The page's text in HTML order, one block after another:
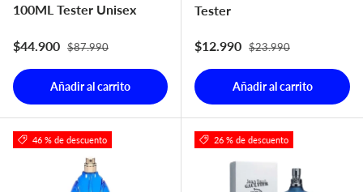
100ML Tester Unisex
Precio de venta
$44.900 Precio normal
$87.990
Añadir al carrito
Tester
Precio de venta
$12.990 Precio normal
$23.990
Añadir al carrito
46 % de descuento 26 % de descuento